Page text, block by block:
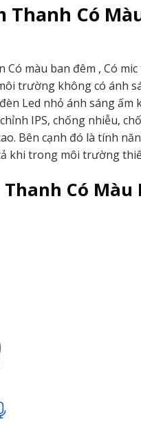
Thanh Có
Có màu ban đêm , Có
trường không có ánh
Led nhỏ ánh sáng ấm
IPS, chống nhiễu,
Bên cạnh đó là tính
khi trong môi trường
Có